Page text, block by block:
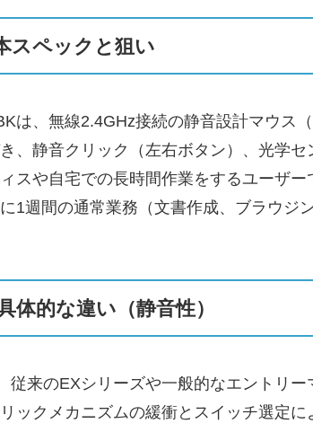
ペックと狙い
は、無線2.4GHz接続の静音設計マウス
、静音クリック（左右ボタン）、光学
スや自宅での長時間作業をするユーザ
1週間の通常業務（文書作成、ブラウ
体的な違い（静音性）
従来のEXシリーズや一般的なエントリ
ックメカニズムの緩衝とスイッチ選定